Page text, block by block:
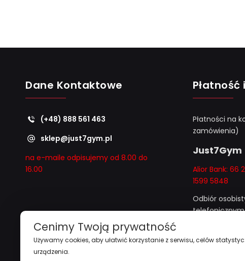
Dane Kontaktowe
(+48) 888 561 463
sklep@just7gym.pl
na e-maile odpisujemy od 8.00 do
16.00
Płatność
Płatności na
zamówienia)
Just7Gym
Alior Bank: 66
1599 5848
Odbiór
telefonicznym
Cenimy Twoją prywatność
Używamy cookies, aby ułatwić korzystanie z serwisu, celów
urządzenia.